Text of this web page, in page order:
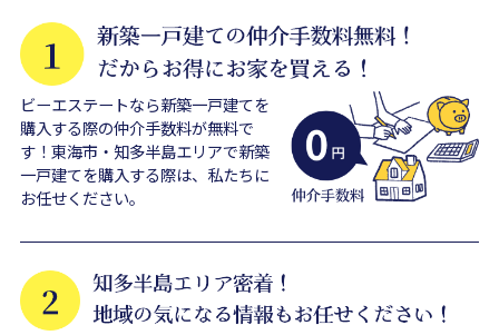
ビーエステートなら新築一戸建てを
購入する際の仲介手数料が無料で
す！東海市・知多半島エリアで新築
一戸建てを購入する際は、私たちに
お任せください。